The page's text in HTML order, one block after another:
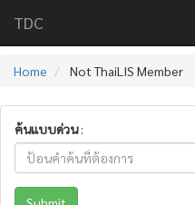
TDC
Home Not ThaiLIS Member
ค้นแบบด่วน: